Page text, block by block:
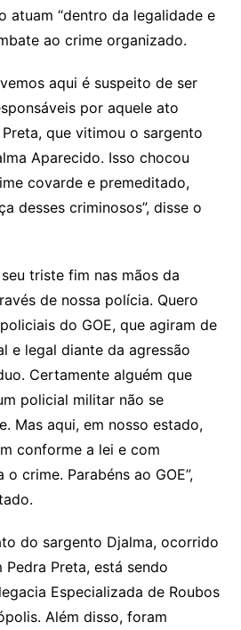
atuam “dentro da legalidade e
ao crime organizado.
aqui é suspeito de ser
por aquele ato
que vitimou o sargento
Aparecido. Isso chocou
covarde e premeditado,
desses criminosos”, disse o
triste fim nas mãos da
de nossa polícia. Quero
do GOE, que agiram de
e legal diante da agressão
Certamente alguém que
policial militar não se
Mas aqui, em nosso estado,
conforme a lei e com
crime. Parabéns ao GOE”,
do sargento Djalma, ocorrido
Preta, está sendo
Especializada de Roubos
Além disso, foram